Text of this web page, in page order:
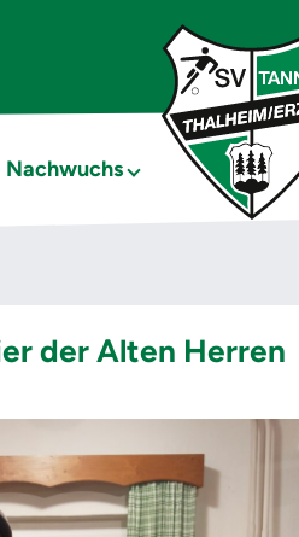
Nachwuchs
der Alten Herren